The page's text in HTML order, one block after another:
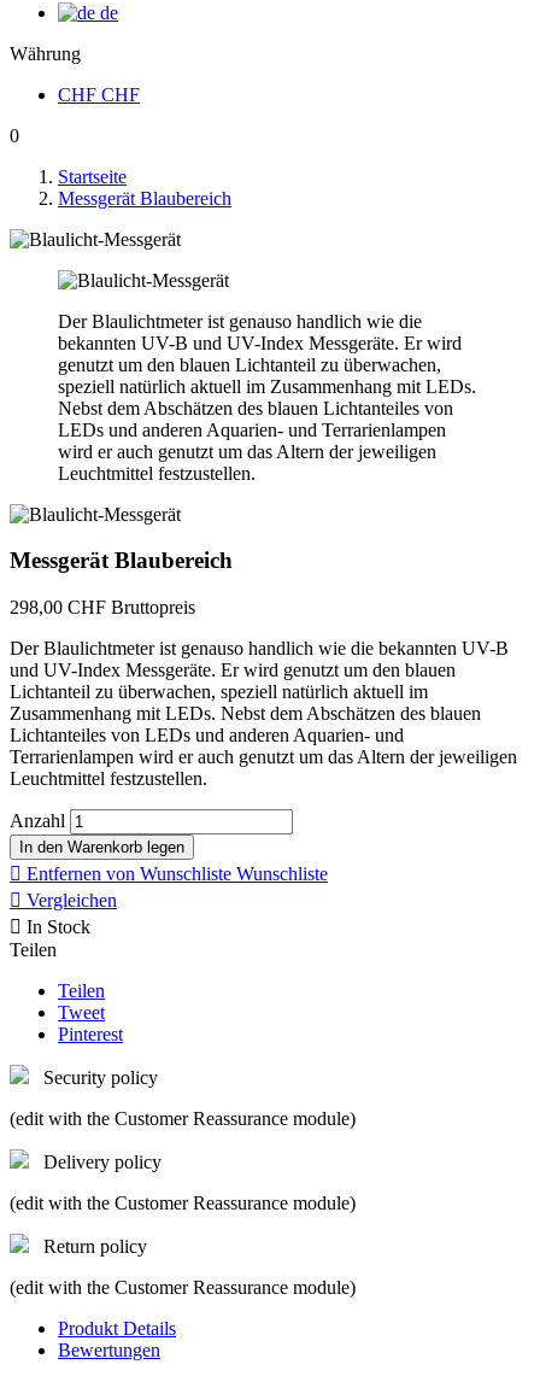
de
Währung
CHF CHF
0
Startseite
Messgerät Blaubereich
Der Blaulichtmeter ist genauso handlich wie die
bekannten UV-B und UV-Index Messgeräte. Er wird
genutzt um den blauen Lichtanteil zu überwachen,
speziell natürlich aktuell im Zusammenhang mit LEDs.
Nebst dem Abschätzen des blauen Lichtanteiles von
LEDs und anderen Aquarien- und Terrarienlampen
wird er auch genutzt um das Altern der jeweiligen
Leuchtmittel festzustellen.
Messgerät Blaubereich
298,00 CHF Bruttopreis
Der Blaulichtmeter ist genauso handlich wie die bekannten UV-B
und UV-Index Messgeräte. Er wird genutzt um den blauen
Lichtanteil zu überwachen, speziell natürlich aktuell im
Zusammenhang mit LEDs. Nebst dem Abschätzen des blauen
Lichtanteiles von LEDs und anderen Aquarien- und
Terrarienlampen wird er auch genutzt um das Altern der jeweiligen
Leuchtmittel festzustellen.
Anzahl
In den Warenkorb legen
 Entfernen von Wunschliste Wunschliste
 Vergleichen
 In Stock
Teilen
Teilen
Tweet
Pinterest
Security policy
(edit with the Customer Reassurance module)
Delivery policy
(edit with the Customer Reassurance module)
Return policy
(edit with the Customer Reassurance module)
Produkt Details
Bewertungen